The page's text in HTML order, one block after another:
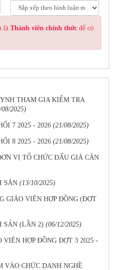
là Thành viên chính thức để có
THAM GIA KIỂM TRA
2025)
7 2025 - 2026 (21/08/2025)
8 2025 - 2026 (21/08/2025)
VỊ TỔ CHỨC ĐẤU GIÁ CĂN
SẢN (13/10/2025)
GIÁO VIÊN HỢP ĐỒNG (ĐỢT
SẢN (LẦN 2) (06/12/2025)
VIÊN HỢP ĐỒNG ĐỢT 3 2025 -
VÀO CHỨC DANH NGHỀ